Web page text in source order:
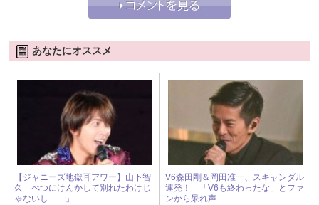
あなたにオススメ
【ジャニーズ地獄耳アワー】山下智
久「べつにけんかして別れたわけじ
ゃないし……」
V6森田剛＆岡田准一、スキャンダル
連発！ 「V6も終わったな」とファ
ンから呆れ声